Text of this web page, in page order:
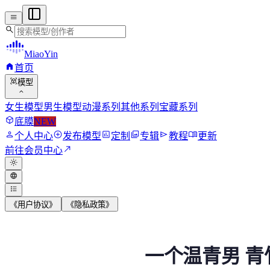
menu
search
MiaoYin
home首页
view_in_ar模型
expand_more
女生模型男生模型动漫系列 其他系列 宝藏系列
deployed_code底膜NEW
person个人中心add_circle发布模型assessment定制 photo_library专辑send教程menu_book更新
前往会员中心north_east
light_mode
language
format_list_bulleted
《用户协议》 《隐私政策》
模型声线属于温青，如果声线比
一个温青男